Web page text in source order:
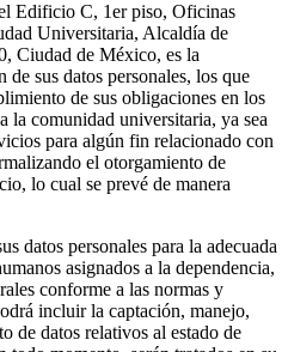
Edificio C, 1er piso, Oficinas
Universitaria, Alcaldía de
Ciudad de México, es la
sus datos personales, los que
de sus obligaciones en los
la comunidad universitaria, ya sea
para algún fin relacionado con
el otorgamiento de
lo cual se prevé de manera
datos personales para la adecuada
asignados a la dependencia,
conforme a las normas y
incluir la captación, manejo,
de datos relativos al estado de